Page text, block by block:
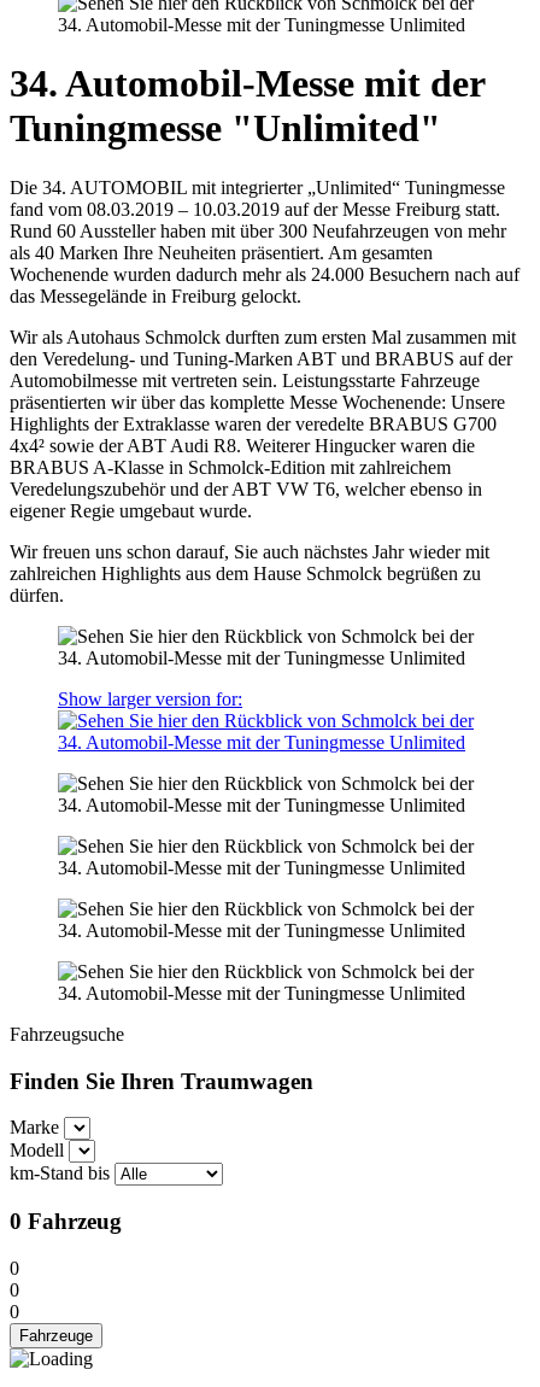
34. Automobil-Messe mit der
Tuningmesse "Unlimited"
Die 34. AUTOMOBIL mit integrierter „Unlimited“ Tuningmesse
fand vom 08.03.2019 – 10.03.2019 auf der Messe Freiburg statt.
Rund 60 Aussteller haben mit über 300 Neufahrzeugen von mehr
als 40 Marken Ihre Neuheiten präsentiert. Am gesamten
Wochenende wurden dadurch mehr als 24.000 Besuchern nach auf
das Messegelände in Freiburg gelockt.
Wir als Autohaus Schmolck durften zum ersten Mal zusammen mit
den Veredelung- und Tuning-Marken ABT und BRABUS auf der
Automobilmesse mit vertreten sein. Leistungsstarte Fahrzeuge
präsentierten wir über das komplette Messe Wochenende: Unsere
Highlights der Extraklasse waren der veredelte BRABUS G700
4x4² sowie der ABT Audi R8. Weiterer Hingucker waren die
BRABUS A-Klasse in Schmolck-Edition mit zahlreichem
Veredelungszubehör und der ABT VW T6, welcher ebenso in
eigener Regie umgebaut wurde.
Wir freuen uns schon darauf, Sie auch nächstes Jahr wieder mit
zahlreichen Highlights aus dem Hause Schmolck begrüßen zu
dürfen.
Show larger version for:
Fahrzeugsuche
Finden Sie Ihren Traumwagen
Marke
Modell
km-Stand bis
0 Fahrzeug
0
0
0
Fahrzeuge